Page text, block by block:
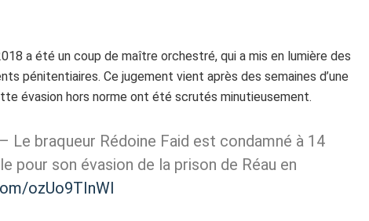
a été un coup de maître orchestré, qui a mis en lumière des
pénitentiaires. Ce jugement vient après des semaines d’une
évasion hors norme ont été scrutés minutieusement.
Le braqueur Rédoine Faid est condamné à 14
pour son évasion de la prison de Réau en
ozUo9TInWI